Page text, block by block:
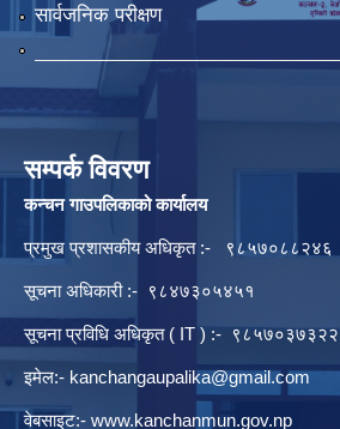
सार्वजनिक परीक्षण
सम्पर्क विवरण
कन्चन गाउपलिकाको कार्यालय
प्रमुख प्रशासकीय अधिकृत :- ९८५७०८८२४६
सूचना अधिकारी :- ९८४७३०५४५१
सूचना प्रविधि अधिकृत ( IT ) :- ९८५७०३७३२२
इमेल:- kanchangaupalika@gmail.com
वेबसाइट:- www.kanchanmun.gov.np